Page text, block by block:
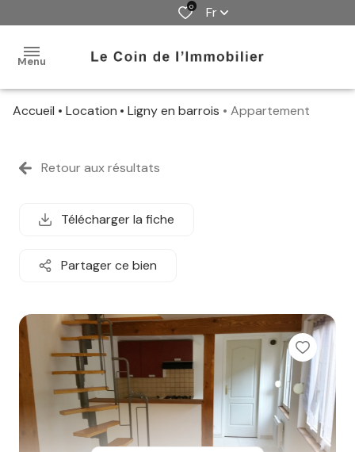
0 Fr
Menu
locations
mail
contact
Accueil Location Ligny en barrois Appartement
Retour aux résultats
Télécharger la fiche
Partager ce bien